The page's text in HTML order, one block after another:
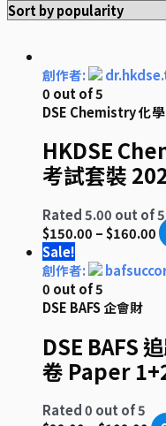
創作者:
0 out of 5
DSE Chemistry 化學
HKDSE
考試套裝
Rated5.00 out of 5
$150.00 –$160.00
Sale!
創作者:
0 out of 5
DSE BAFS 企會財
DSE BAFS
卷 Paper
Rated0 out of 5